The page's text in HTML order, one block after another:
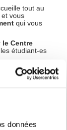
données
tout au
et vous
qui vous
le Centre
étudiant-es
et en